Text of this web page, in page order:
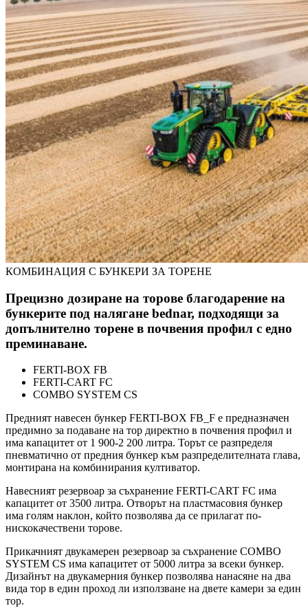
КОМБИНАЦИЯ С БУНКЕРИ ЗА ТОРЕНЕ
Прецизно дозиране на торове благодарение на
бункерите под налягане bednar, подходящи за
допълнително торене в почвения профил с едно
преминаване.
FERTI-BOX FB
FERTI-CART FC
COMBO SYSTEM CS
Предният навесен бункер FERTI-BOX FB_F е предназначен
предимно за подаване на тор директно в почвения профил и
има капацитет от 1 900-2 200 литра. Торът се разпределя
пневматично от предния бункер към разпределителната глава,
монтирана на комбинирания култиватор.
Навесният резервоар за съхранение FERTI-CART FC има
капацитет от 3500 литра. Отворът на пластмасовия бункер
има голям наклон, който позволява да се прилагат по-
нискокачествени торове.
Прикачният двукамерен резервоар за съхранение COMBO
SYSTEM CS има капацитет от 5000 литра за всеки бункер.
Дизайнът на двукамерния бункер позволява нанасяне на два
вида тор в един проход ли използване на двете камери за един
тор.